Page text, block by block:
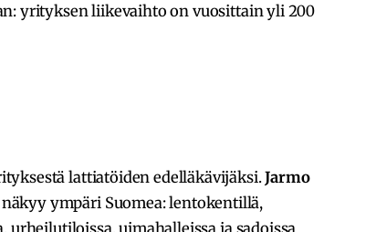
yrityksen liikevaihto on vuosittain yli 200
lattiatöiden edelläkävijäksi.Jarmo
ympäri Suomea: lentokentillä,
uimahalleissa ja sadoissa